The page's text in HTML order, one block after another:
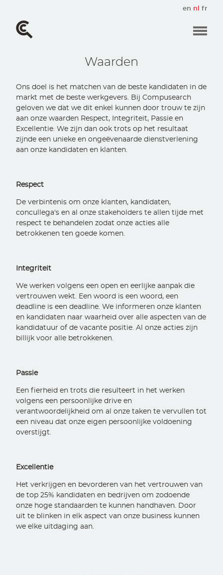
naar
en nl fr
Waarden
Ons doel is het matchen van de beste kandidaten in de
markt met de beste werkgevers. Bij Compusearch
geloven we dat we dit enkel kunnen door trouw te zijn
aan onze waarden Respect, Integriteit, Passie en
Excellentie. We zijn dan ook trots op het resultaat
zijnde een unieke en ongeëvenaarde dienstverlening
aan onze kandidaten en klanten.
Respect
De verbintenis om onze klanten, kandidaten,
concullega's en al onze stakeholders te allen tijde met
respect te behandelen zodat onze acties alle
betrokkenen ten goede komen.
Integriteit
We werken volgens een open en eerlijke aanpak die
vertrouwen wekt. Een woord is een woord, een
deadline is een deadline. We informeren onze klanten
en kandidaten naar waarheid over alle aspecten van de
kandidatuur of de vacante positie. Al onze acties zijn
billijk voor alle betrokkenen.
Passie
Een fierheid en trots die resulteert in het werken
volgens een persoonlijke drive en
verantwoordelijkheid om al onze taken te vervullen tot
een niveau dat onze eigen persoonlijke voldoening
overstijgt.
Excellentie
Het verkrijgen en bevorderen van het vertrouwen van
de top 25% kandidaten en bedrijven om zodoende
onze hoge standaarden te kunnen handhaven. Door
uit te blinken in elk aspect van onze business kunnen
we elke uitdaging aan.